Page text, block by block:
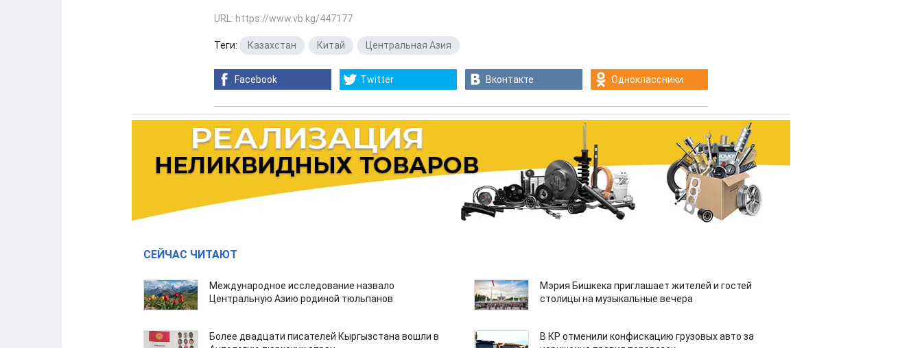
URL: https://www.vb.kg/447177
Теги: Казахстан Китай Центральная Азия
Facebook Twitter Вконтакте Одноклассники
СЕЙЧАС ЧИТАЮТ
Международное исследование назвало
Центральную Азию родиной тюльпанов
Мэрия Бишкека приглашает жителей и гостей
столицы на музыкальные вечера
Более двадцати писателей Кыргызстана вошли в
В КР отменили конфискацию грузовых авто за